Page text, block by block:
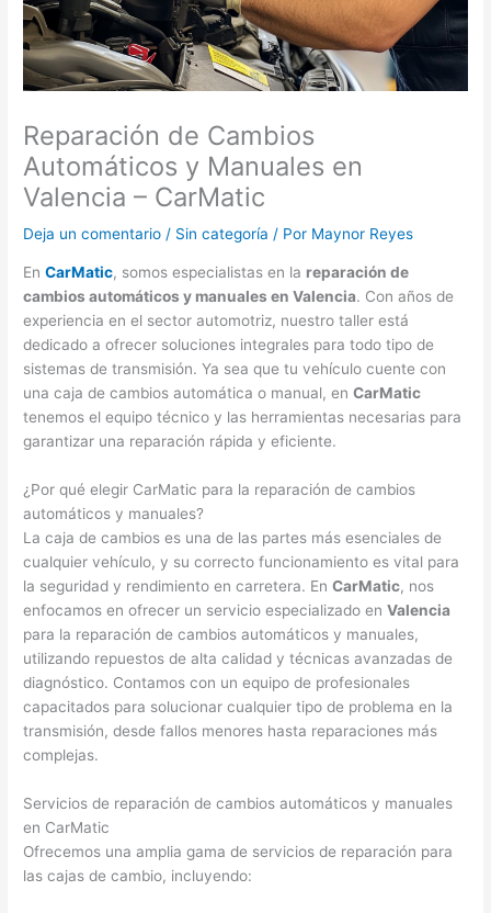
Reparación de Cambios
Automáticos y Manuales en
Valencia – CarMatic
Deja un comentario / Sin categoría / Por Maynor Reyes
EnCarMatic, somos especialistas en la reparación de
cambios automáticos y manuales en Valencia. Con años de
experiencia en el sector automotriz, nuestro taller está
dedicado a ofrecer soluciones integrales para todo tipo de
sistemas de transmisión. Ya sea que tu vehículo cuente con
una caja de cambios automática o manual, enCarMatic
tenemos el equipo técnico y las herramientas necesarias para
garantizar una reparación rápida y eficiente.
¿Por qué elegir CarMatic para la reparación de cambios
automáticos y manuales?
La caja de cambios es una de las partes más esenciales de
cualquier vehículo, y su correcto funcionamiento es vital para
la seguridad y rendimiento en carretera. EnCarMatic, nos
enfocamos en ofrecer un servicio especializado enValencia
para la reparación de cambios automáticos y manuales,
utilizando repuestos de alta calidad y técnicas avanzadas de
diagnóstico. Contamos con un equipo de profesionales
capacitados para solucionar cualquier tipo de problema en la
transmisión, desde fallos menores hasta reparaciones más
complejas.
Servicios de reparación de cambios automáticos y manuales
en CarMatic
Ofrecemos una amplia gama de servicios de reparación para
las cajas de cambio, incluyendo: